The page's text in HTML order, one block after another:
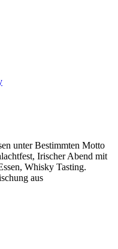
unter Bestimmten Motto
Irischer Abend mit
Whisky Tasting.
aus